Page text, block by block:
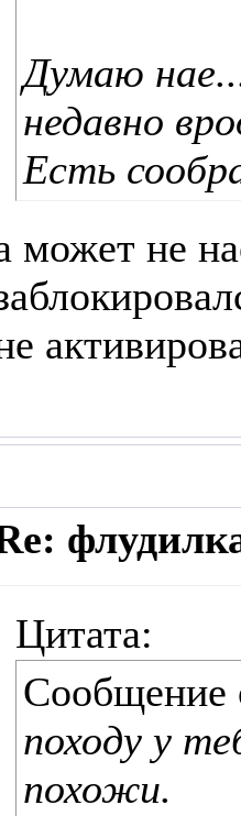
Думаю
недавно
Есть
может не
Цитата:
Сообщение
походу у
похожи.